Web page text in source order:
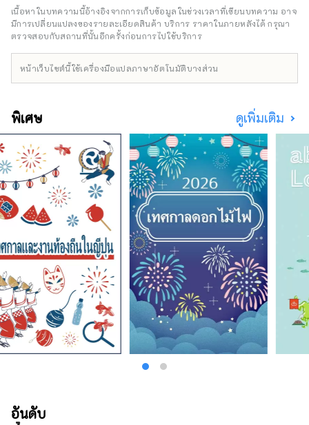
ฮางิก็เปรียบเสมือนพิพิธภัณฑ์กลางแจ้ง
เนื้อหาในบทความนี้อ้างอิงจากการเก็บข้อมูลในช่วงเวลาที่เขียนบทความ อาจ
มีการเปลี่ยนแปลงของรายละเอียดสินค้า บริการ ราคาในภายหลังได้ กรุณา
ตรวจสอบกับสถานที่นั้นอีกครั้งก่อนการไปใช้บริการ
หน้าเว็บไซต์นี้ใช้เครื่องมือแปลภาษาอัตโนมัติบางส่วน
พิเศษ ดูเพิ่มเติม
อันดับ